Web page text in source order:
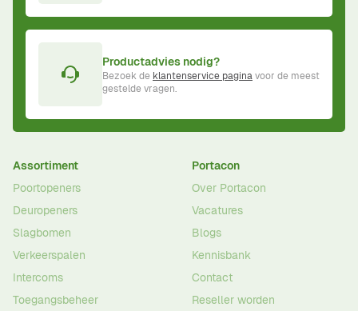
Productadvies nodig?
Bezoek de klantenservice paginavoor de meest
gestelde vragen.
Assortiment
Poortopeners
Deuropeners
Slagbomen
Verkeerspalen
Intercoms
Toegangsbeheer
Portacon
Over Portacon
Vacatures
Blogs
Kennisbank
Contact
Reseller worden